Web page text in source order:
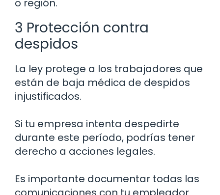
o región.
3 Protección contra
despidos
La ley protege a los trabajadores que
están de baja médica de despidos
injustificados.
Si tu empresa intenta despedirte
durante este período, podrías tener
derecho a acciones legales.
Es importante documentar todas las